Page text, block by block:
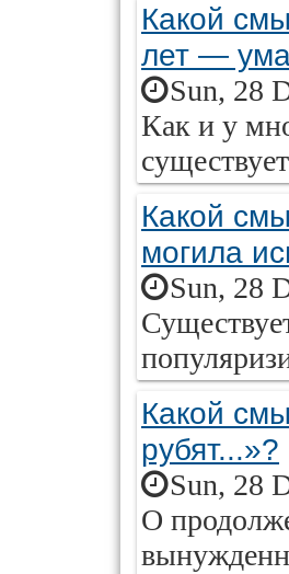
Какой
лет —
Sun, 28
Как и у
Какой
могила
Sun, 28
Какой
рубят...»?
Sun, 28
О